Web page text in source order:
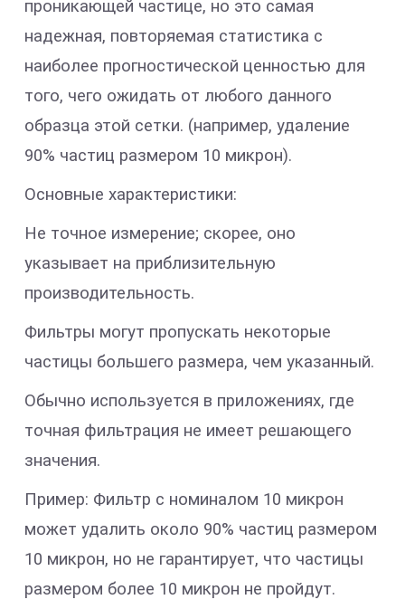
проникающей частице, но это самая
надежная, повторяемая статистика с
наиболее прогностической ценностью для
того, чего ожидать от любого данного
образца этой сетки. (например, удаление
90% частиц размером 10 микрон).
Основные характеристики:
Не точное измерение; скорее, оно
указывает на приблизительную
производительность.
Фильтры могут пропускать некоторые
частицы большего размера, чем указанный.
Обычно используется в приложениях, где
точная фильтрация не имеет решающего
значения.
Пример: Фильтр с номиналом 10 микрон
может удалить около 90% частиц размером
10 микрон, но не гарантирует, что частицы
размером более 10 микрон не пройдут.